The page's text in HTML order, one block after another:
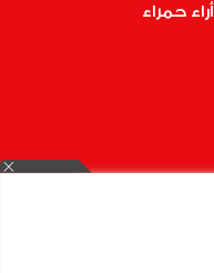
أراء حمراء